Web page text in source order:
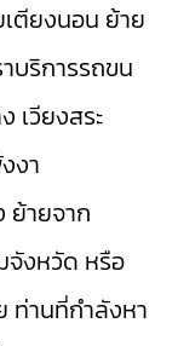
ตียงนอน ย้าย
บริการรถขน
เวียงสระ
งา
ย้ายจาก
จังหวัด หรือ
ท่านที่กำลังหา